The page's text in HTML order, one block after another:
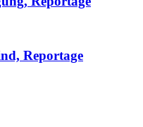
Reportage